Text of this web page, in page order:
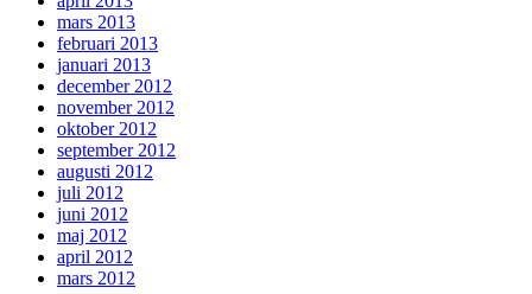
mars 2013
februari 2013
januari 2013
december 2012
november 2012
oktober 2012
september 2012
augusti 2012
juli 2012
juni 2012
maj 2012
april 2012
mars 2012